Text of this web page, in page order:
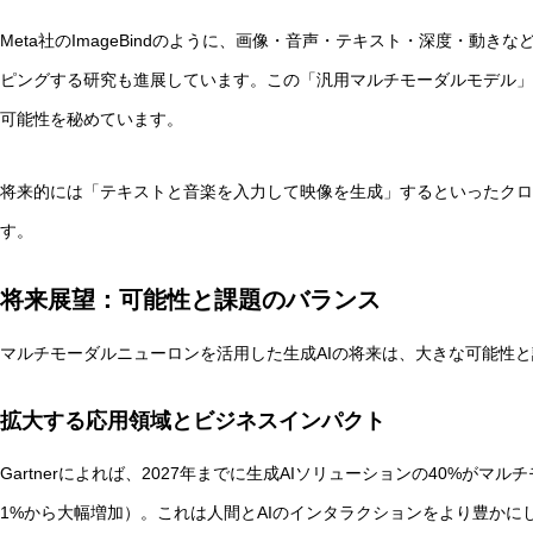
Meta社のImageBindのように、画像・音声・テキスト・深度・動きな
ピングする研究も進展しています。この「汎用マルチモーダルモデル
可能性を秘めています。
将来的には「テキストと音楽を入力して映像を生成」するといったク
す。
将来展望：可能性と課題のバランス
マルチモーダルニューロンを活用した生成AIの将来は、大きな可能性
拡大する応用領域とビジネスインパクト
Gartnerによれば、2027年までに生成AIソリューションの40%がマル
1%から大幅増加）。これは人間とAIのインタラクションをより豊か